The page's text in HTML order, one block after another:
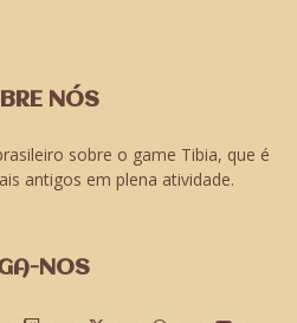
NÓS
sobre o game Tibia, que é
antigos em plena atividade.
NOS